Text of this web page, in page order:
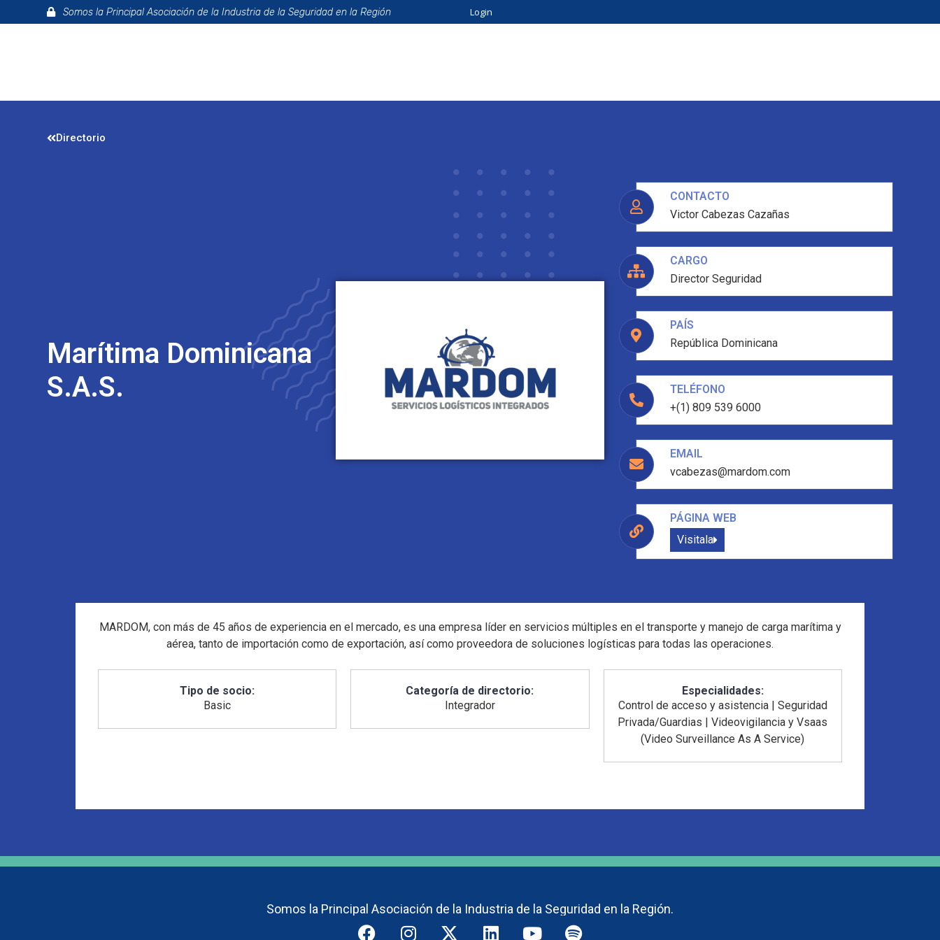
Somos la Principal Asociación de la Industria de la Seguridad en la Región Login
Directorio
Marítima Dominicana
S.A.S.
CONTACTO
Victor Cabezas Cazañas
CARGO
Director Seguridad
PAÍS
República Dominicana
TELÉFONO
+(1) 809 539 6000
EMAIL
vcabezas@mardom.com
PÁGINA WEB
Visitala
MARDOM, con más de 45 años de experiencia en el mercado, es una empresa líder en servicios múltiples en el transporte y manejo de carga marítima y
aérea, tanto de importación como de exportación, así como proveedora de soluciones logísticas para todas las operaciones.
Tipo de socio:
Basic
Categoría de directorio:
Integrador
Especialidades:
Control de acceso y asistencia| Seguridad
Privada/Guardias |Videovigilancia y Vsaas
(Video Surveillance As A Service)
Somos la Principal Asociación de la Industria de la Seguridad en la Región.